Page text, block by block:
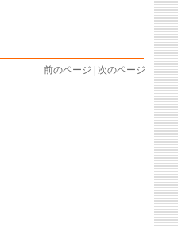
前のページ | 次のページ